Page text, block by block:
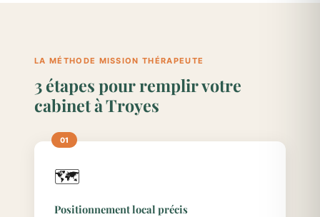
LA MÉTHODE MISSION THÉRAPEUTE
3 étapes pour remplir votre
cabinet à Troyes
🗺️
Positionnement local précis